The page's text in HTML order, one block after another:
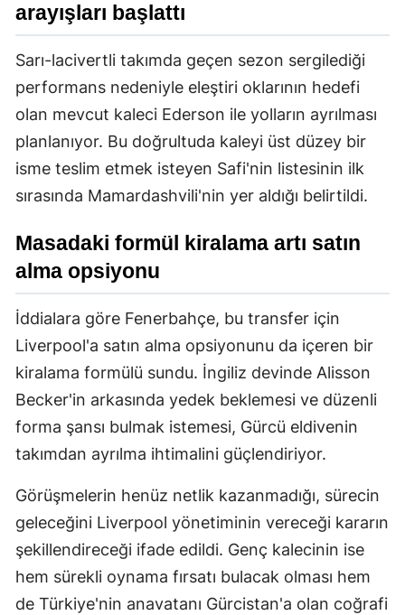
arayışları başlattı
Sarı-lacivertli takımda geçen sezon sergilediği
performans nedeniyle eleştiri oklarının hedefi
olan mevcut kaleci Ederson ile yolların ayrılması
planlanıyor. Bu doğrultuda kaleyi üst düzey bir
isme teslim etmek isteyen Safi'nin listesinin ilk
sırasında Mamardashvili'nin yer aldığı belirtildi.
Masadaki formül kiralama artı satın
alma opsiyonu
İddialara göre Fenerbahçe, bu transfer için
Liverpool'a satın alma opsiyonunu da içeren bir
kiralama formülü sundu. İngiliz devinde Alisson
Becker'in arkasında yedek beklemesi ve düzenli
forma şansı bulmak istemesi, Gürcü eldivenin
takımdan ayrılma ihtimalini güçlendiriyor.
Görüşmelerin henüz netlik kazanmadığı, sürecin
geleceğini Liverpool yönetiminin vereceği kararın
şekillendireceği ifade edildi. Genç kalecinin ise
hem sürekli oynama fırsatı bulacak olması hem
de Türkiye'nin anavatanı Gürcistan'a olan coğrafi